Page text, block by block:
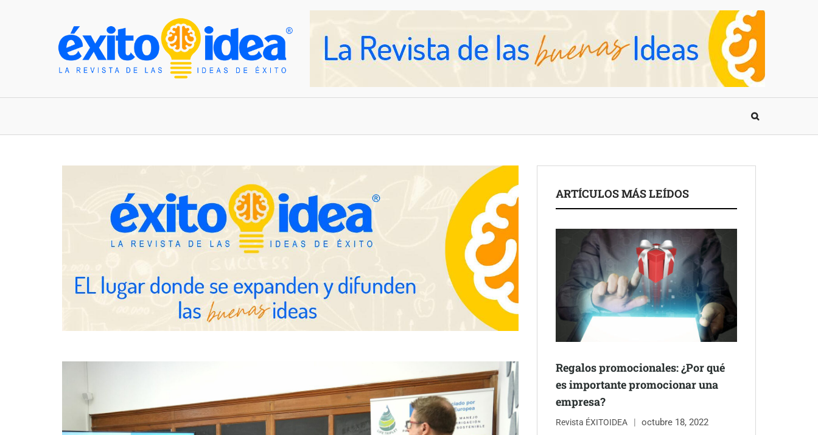
ARTÍCULOS MÁS LEÍDOS
Regalos promocionales: ¿Por qué
es importante promocionar una
empresa?
Revista ÉXITOIDEA octubre 18, 2022